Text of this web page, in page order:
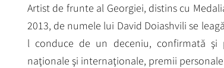
Artist de frunte al Georgiei, distins cu
2013, de numele lui David Doiashvili se
l conduce de un deceniu, confirmată şi
naţionale şi internaţionale, premii